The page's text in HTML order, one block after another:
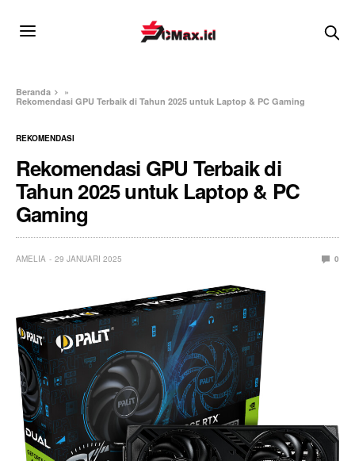
Beranda
»
Rekomendasi GPU Terbaik di Tahun 2025 untuk Laptop & PC Gaming
REKOMENDASI
Rekomendasi GPU Terbaik di
Tahun 2025 untuk Laptop & PC
Gaming
AMELIA 29 JANUARI 2025 0